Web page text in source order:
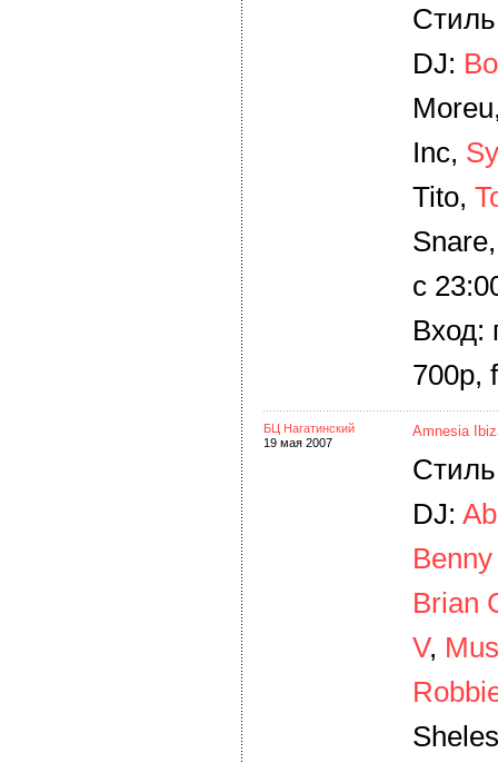
DJ:
Inc,
Tito,
c
Вход:
700р,
БЦ Нагатинский
19 мая 2007
Amnesia
DJ:
Brian
V,